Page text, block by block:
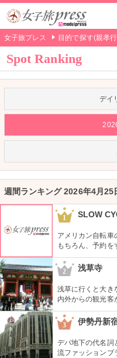
女子旅プレス 目的で探す(親孝
Spot Ranking
デイ
週間ランキング 2026年4月
1 SLOW
アメリカン自転車
もちろん、予約を
周辺の観光におす
フェをオープンし
2 浅草寺
浅草に行くと大き
内外からの観光客
番の名所。地元の
都内最古の名刹で
3 伊勢丹新
デパ地下の代名詞
流ファッションブ